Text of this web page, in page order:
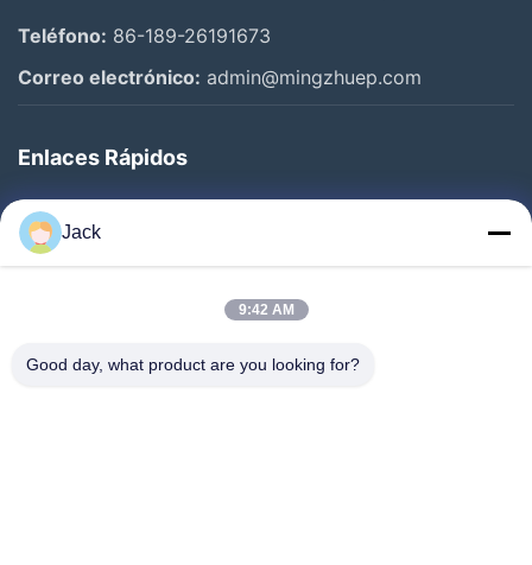
Teléfono: 86-189-26191673
Correo electrónico: admin@mingzhuep.com
Enlaces Rápidos
En Casa
Productos
Control De Calidad
Jack
9:42 AM
Good day, what product are you looking for?